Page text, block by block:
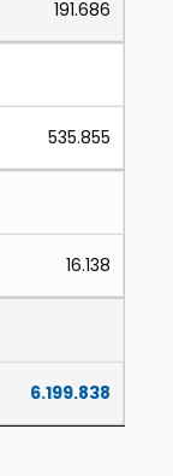
191.686
535.855
16.138
6.199.838